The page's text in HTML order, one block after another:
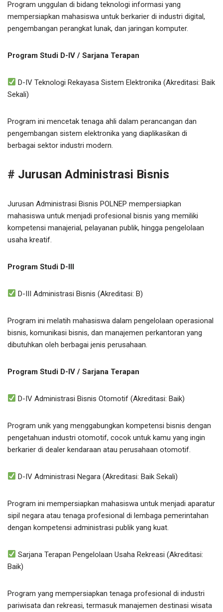
Program unggulan di bidang teknologi informasi yang
mempersiapkan mahasiswa untuk berkarier di industri digital,
pengembangan perangkat lunak, dan jaringan komputer.
Program Studi D-IV / Sarjana Terapan
D-IV Teknologi Rekayasa Sistem Elektronika (Akreditasi: Baik
Sekali)
Program ini mencetak tenaga ahli dalam perancangan dan
pengembangan sistem elektronika yang diaplikasikan di
berbagai sektor industri modern.
# Jurusan Administrasi Bisnis
Jurusan Administrasi Bisnis POLNEP mempersiapkan
mahasiswa untuk menjadi profesional bisnis yang memiliki
kompetensi manajerial, pelayanan publik, hingga pengelolaan
usaha kreatif.
Program Studi D-III
D-III Administrasi Bisnis (Akreditasi: B)
Program ini melatih mahasiswa dalam pengelolaan operasional
bisnis, komunikasi bisnis, dan manajemen perkantoran yang
dibutuhkan oleh berbagai jenis perusahaan.
Program Studi D-IV / Sarjana Terapan
D-IV Administrasi Bisnis Otomotif (Akreditasi: Baik)
Program unik yang menggabungkan kompetensi bisnis dengan
pengetahuan industri otomotif, cocok untuk kamu yang ingin
berkarier di dealer kendaraan atau perusahaan otomotif.
D-IV Administrasi Negara (Akreditasi: Baik Sekali)
Program ini mempersiapkan mahasiswa untuk menjadi aparatur
sipil negara atau tenaga profesional di lembaga pemerintahan
dengan kompetensi administrasi publik yang kuat.
Sarjana Terapan Pengelolaan Usaha Rekreasi (Akreditasi:
Baik)
Program yang mempersiapkan tenaga profesional di industri
pariwisata dan rekreasi, termasuk manajemen destinasi wisata